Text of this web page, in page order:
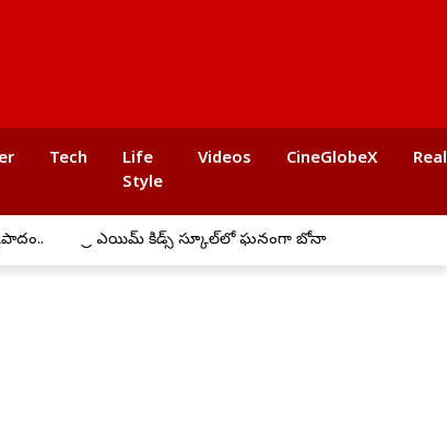
Tech
Life
Style
Videos CineGlobeX
ప్రీ ఎయిమ్ కిడ్స్ స్కూల్‌లో ఘనంగా బోనాల సంబరాలు